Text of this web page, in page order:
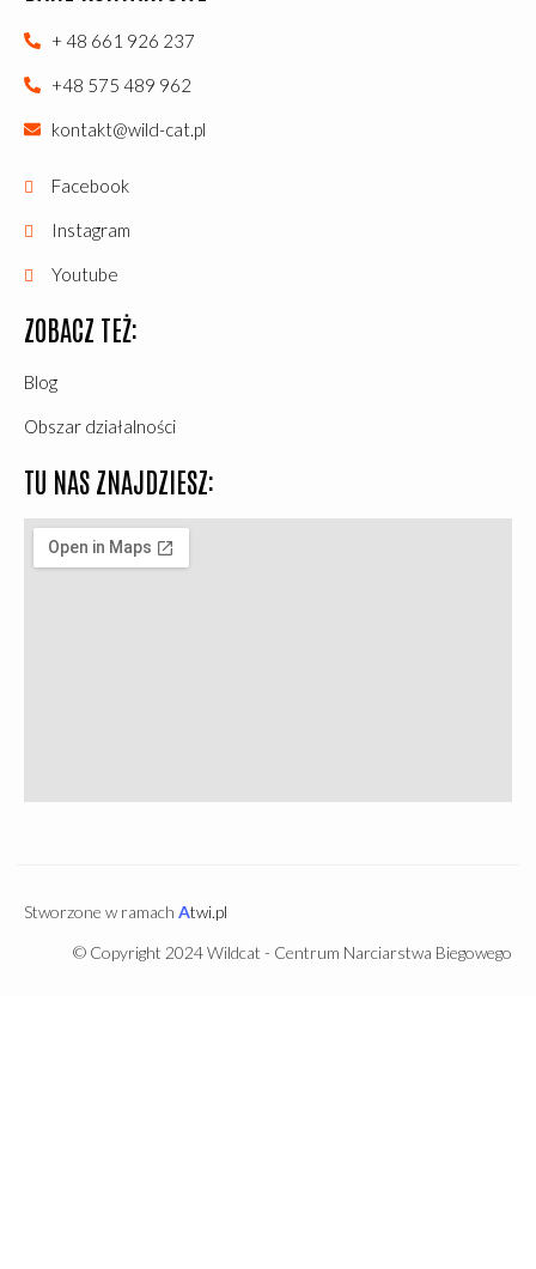
+ 48 661 926 237
+48 575 489 962
kontakt@wild-cat.pl
Facebook
Instagram
Youtube
ZOBACZ TEŻ:
Blog
Obszar działalności
TU NAS ZNAJDZIESZ:
Stworzone w ramach Atwi.pl
© Copyright 2024 Wildcat - Centrum Narciarstwa Biegowego